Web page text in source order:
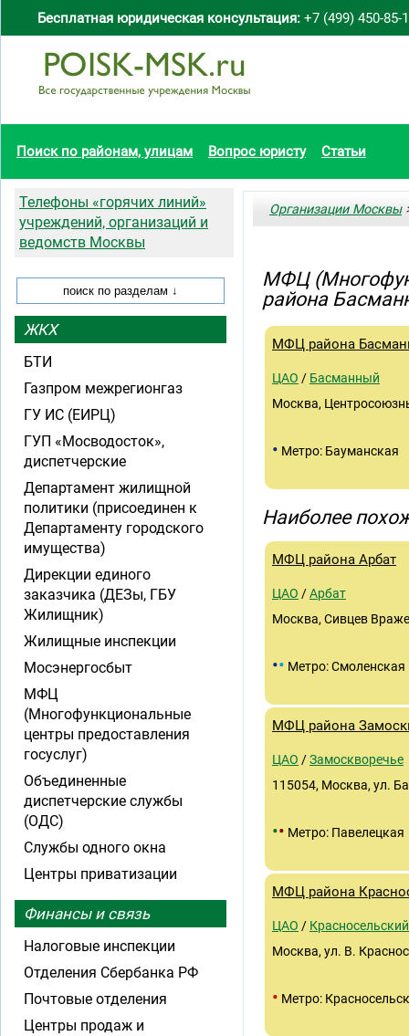
Бесплатная юридическая консультация: +7 (499) 450-85-
Поиск по районам, улицам Вопрос юристу Статьи
Организации Москвы
МФЦ
района
МФЦ района
ЦАО / Басманный
Москва,
• Метро: Бауманская
Наиболее
МФЦ района Арбат
ЦАО /Арбат
Москва, Сивцев
•• Метро: Смоленская
МФЦ района
ЦАО /Замоскворечье
115054, Москва, ул.
•• Метро: Павелецкая
МФЦ района
ЦАО / Красносельский
Москва, ул. В.
• Метро:
Телефоны «горячих линий»
учреждений, организаций и
ведомств Москвы
ЖКХ
БТИ
Газпром межрегионгаз
ГУ ИС (ЕИРЦ)
ГУП «Мосводосток»,
диспетчерские
Департамент жилищной
политики (присоединен к
Департаменту городского
имущества)
Дирекции единого
заказчика (ДЕЗы, ГБУ
Жилищник)
Жилищные инспекции
Мосэнергосбыт
МФЦ
(Многофункциональные
центры предоставления
госуслуг)
Объединенные
диспетчерские службы
(ОДС)
Службы одного окна
Центры приватизации
Финансы и связь
Налоговые инспекции
Отделения Сбербанка РФ
Почтовые отделения
Центры продаж и